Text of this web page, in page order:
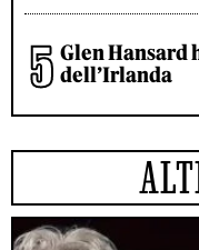
Glen Hansard
dell’Irlanda